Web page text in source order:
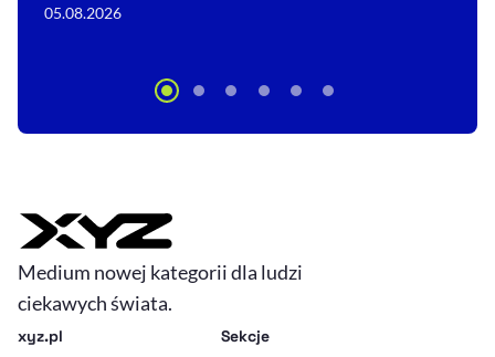
05.08.2026
Medium nowej kategorii dla ludzi
ciekawych świata.
xyz.pl Sekcje